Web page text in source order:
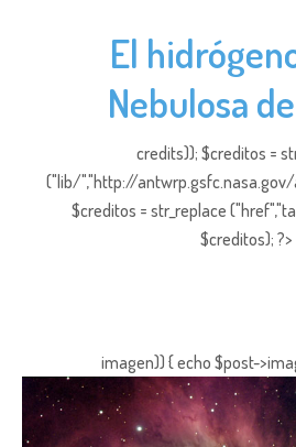
El
Nebulosa
credits)); $creditos =
("lib/","http://
$creditos = str_replace
$creditos); ?>
imagen)) { echo $post-